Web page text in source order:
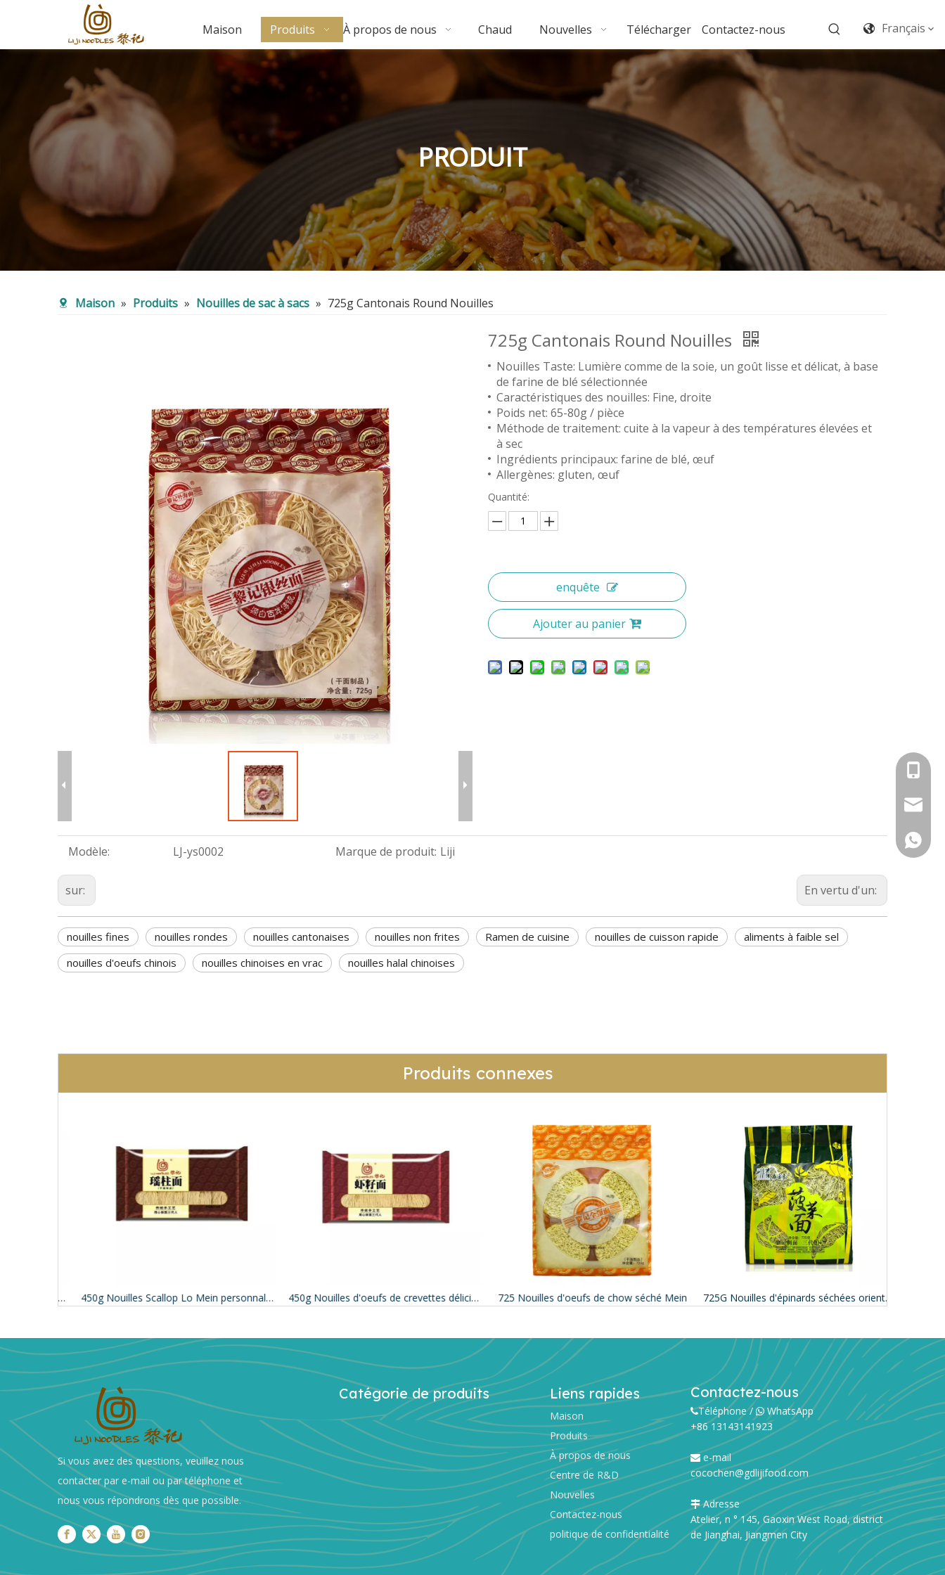
Maison Produits À propos de nous Chaud Nouvelles Télécharger Contactez-nous Français
PRODUIT
Maison » Produits » Nouilles de sac à sacs » 725g Cantonais Round Nouilles
725g Cantonais Round Nouilles
Nouilles Taste: Lumière comme de la soie, un goût lisse et délicat, à base
de farine de blé sélectionnée
Caractéristiques des nouilles: Fine, droite
Poids net: 65-80g / pièce
Méthode de traitement: cuite à la vapeur à des températures élevées et
à sec
Ingrédients principaux: farine de blé, œuf
Allergènes: gluten, œuf
Quantité:
enquête
Ajouter au panier
Modèle: LJ-ys0002 Marque de produit: Liji
sur: En vertu d'un:
nouilles fines nouilles rondes nouilles cantonaises nouilles non frites Ramen de cuisine nouilles de cuisson rapide
aliments à faible sel
nouilles d'oeufs chinois
nouilles chinoises en vrac nouilles halal chinoises
Produits connexes
450g Nouilles Scallop Lo Mein personnalisées 450g Nouilles d'oeufs de crevettes délicieuses non frites 725 Nouilles d'oeufs de chow séché Mein 725G Nouilles d'épinards séchées orientales
Si vous avez des questions, veuillez nous
contacter par e-mail ou par téléphone et
nous vous répondrons dès que possible.
Catégorie de produits
E-mail
Liens rapides
Maison
Produits
À propos de nous
Centre de R&D
Nouvelles
Contactez-nous
politique de confidentialité
Contactez-nous
Téléphone / WhatsApp
+86 13143141923
e-mail
cocochen@gdlijifood.com
Adresse
Atelier, n ° 145, Gaoxin West Road, district
de Jianghai, Jiangmen City